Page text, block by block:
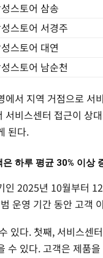
스토어 삼송
스토어 서경주
스토어 대연
스토어 남순천
서 지역 거점으로 서
비스센터 접근이 상
된다.
하루 평균 30% 이상
인 2025년 10월부터
운영 기간 동안 고객
있다. 첫째, 서비스센
수 있다. 고객은 제품